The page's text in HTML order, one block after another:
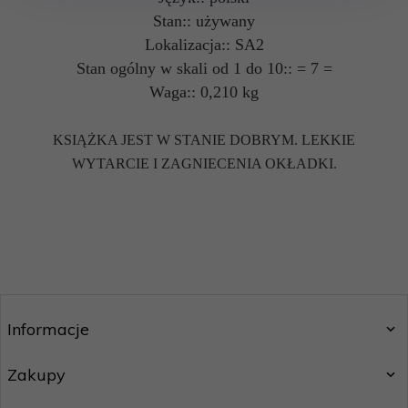
Stan:: używany
Lokalizacja:: SA2
Stan ogólny w skali od 1 do 10:: = 7 =
Waga:: 0,210 kg
KSIĄŻKA JEST W STANIE DOBRYM. LEKKIE
WYTARCIE I ZAGNIECENIA OKŁADKI.
Informacje
Zakupy